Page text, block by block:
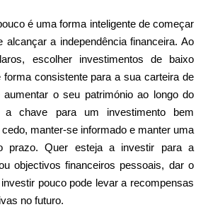
é uma forma inteligente de começar
alcançar a independência financeira. Ao
escolher investimentos de baixo
consistente para a sua carteira de
aumentar o seu património ao longo do
a chave para um investimento bem
manter-se informado e manter uma
prazo. Quer esteja a investir para a
objectivos financeiros pessoais, dar o
pouco pode levar a recompensas
no futuro.